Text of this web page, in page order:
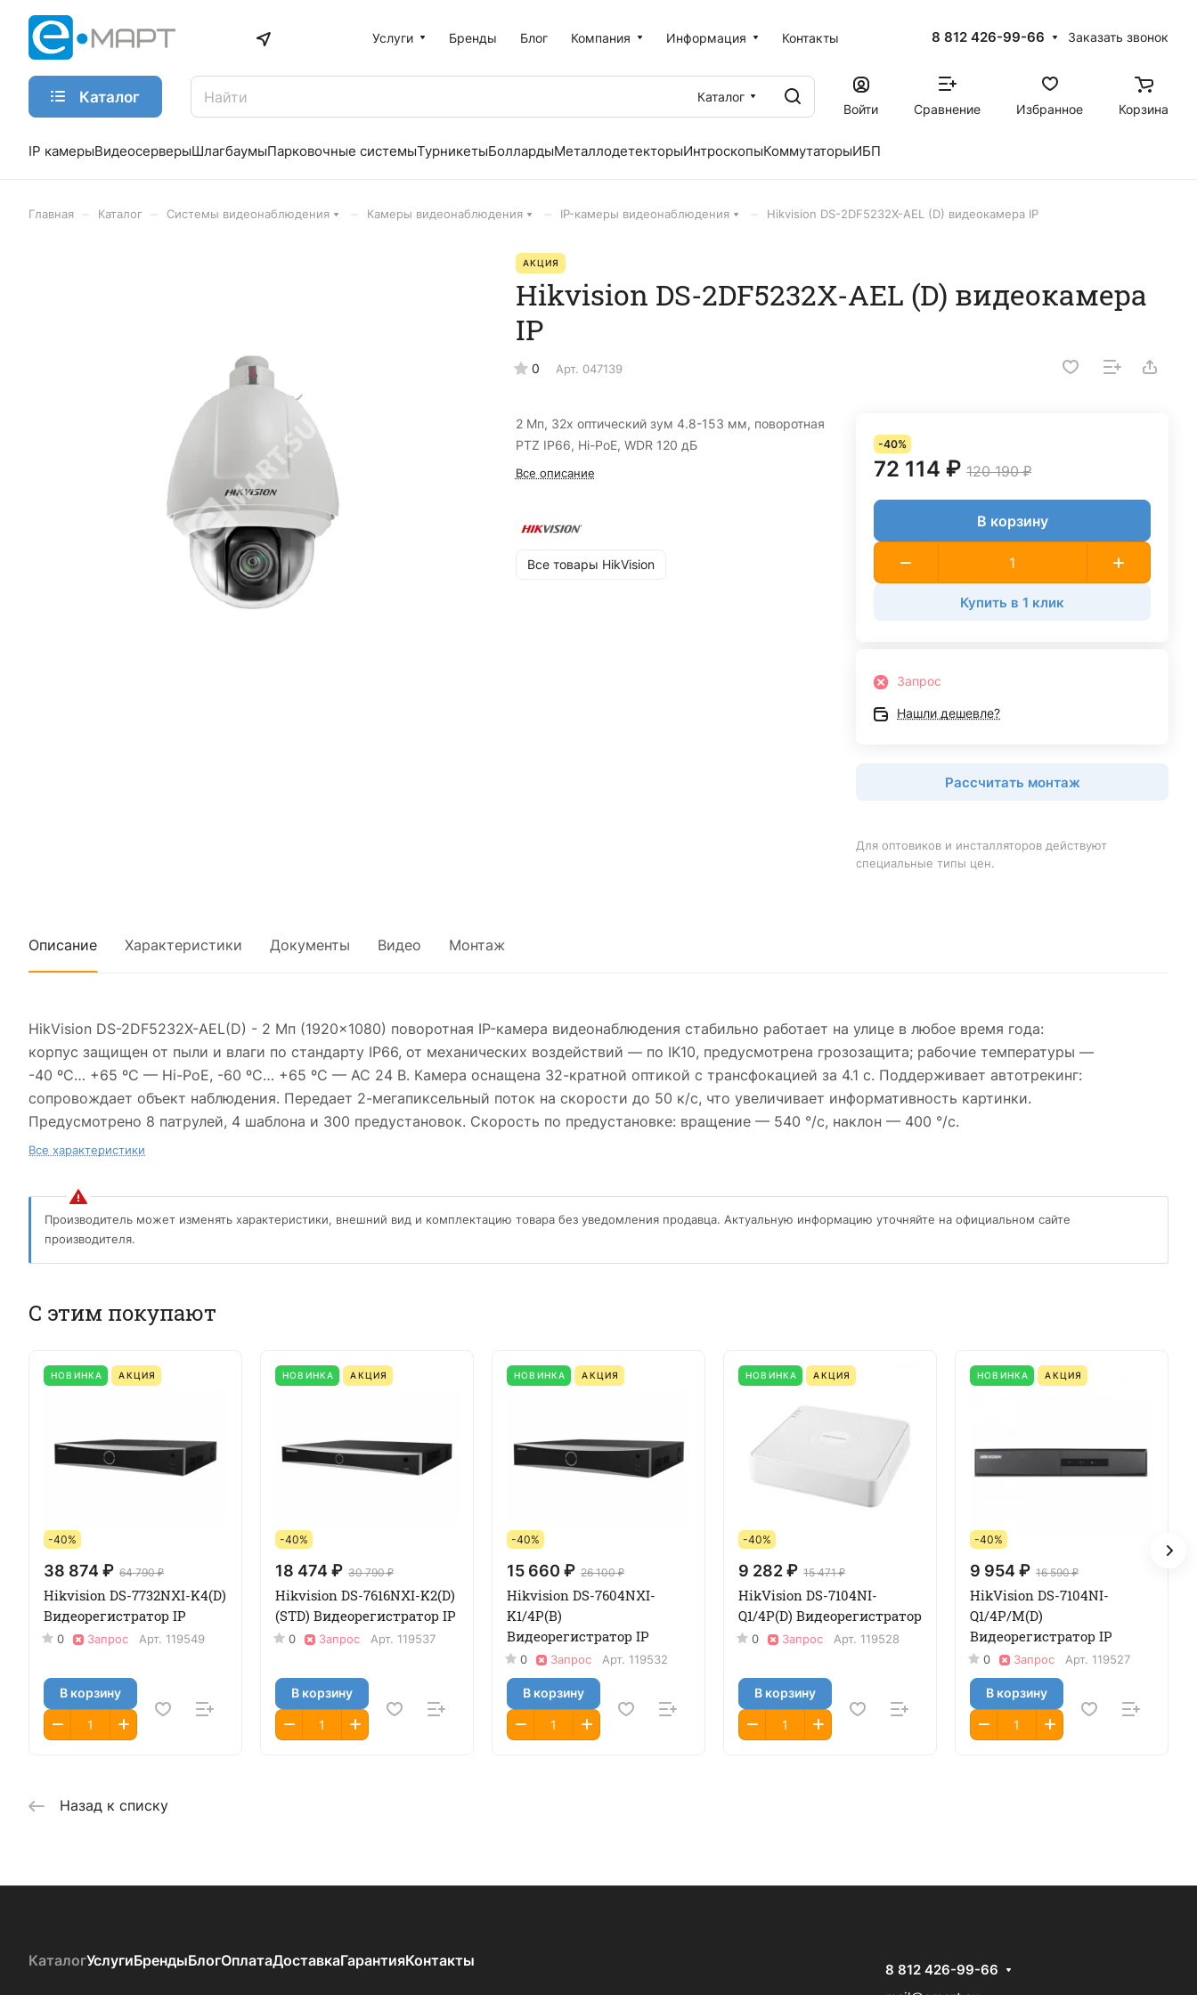
Услуги Бренды Блог Компания Информация Контакты 8 812 426-99-66 Заказать звонок
Каталог
Каталог
Войти
Сравнение Избранное Корзина
IP камерыВидеосерверыШлагбаумыПарковочные системыТурникетыБоллардыМеталлодетекторыИнтроскопыКоммутаторыИБП
Главная Каталог Системы видеонаблюдения Камеры видеонаблюдения IP-камеры видеонаблюдения Hikvision DS-2DF5232X-AEL (D) видеокамера IP
АКЦИЯ
Hikvision DS-2DF5232X-AEL (D) видеокамера
IP
0 Арт. 047139
2 Мп, 32x оптический зум 4.8-153 мм, поворотная
PTZ IP66, Hi-PoE, WDR 120 дБ
Все описание
Все товары HikVision
-40%
72 114 ₽ 120 190 ₽
В корзину
Купить в 1 клик
Запрос
Нашли дешевле?
Рассчитать монтаж
Для оптовиков и инсталляторов действуют
специальные типы цен.
Описание Характеристики Документы Видео Монтаж
HikVision DS-2DF5232X-AEL(D) - 2 Мп (1920×1080) поворотная IP-камера видеонаблюдения стабильно работает на улице в любое время года:
корпус защищен от пыли и влаги по стандарту IP66, от механических воздействий — по IK10, предусмотрена грозозащита; рабочие температуры —
-40 ºС… +65 ºС — Hi-PoE, -60 ºС… +65 ºС — AC 24 В. Камера оснащена 32-кратной оптикой с трансфокацией за 4.1 с. Поддерживает автотрекинг:
сопровождает объект наблюдения. Передает 2-мегапиксельный поток на скорости до 50 к/с, что увеличивает информативность картинки.
Предусмотрено 8 патрулей, 4 шаблона и 300 предустановок. Скорость по предустановке: вращение — 540 °/с, наклон — 400 °/с.
Все характеристики
Производитель может изменять характеристики, внешний вид и комплектацию товара без уведомления продавца. Актуальную информацию уточняйте на официальном сайте
производителя.
С этим покупают
НОВИНКА АКЦИЯ
-40%
38 874 ₽ 64 790 ₽
Hikvision DS-7732NXI-K4(D)
Видеорегистратор IP
0 Запрос Арт. 119549
В корзину
НОВИНКА АКЦИЯ
-40%
18 474 ₽ 30 790 ₽
Hikvision DS-7616NXI-K2(D)
(STD) Видеорегистратор IP
0 Запрос Арт. 119537
В корзину
НОВИНКА АКЦИЯ
-40%
15 660 ₽ 26 100 ₽
Hikvision DS-7604NXI-
K1/4P(B)
Видеорегистратор IP
0 Запрос Арт. 119532
В корзину
НОВИНКА АКЦИЯ
-40%
9 282 ₽ 15 471 ₽
HikVision DS-7104NI-
Q1/4P(D) Видеорегистратор
0 Запрос Арт. 119528
В корзину
НОВИНКА АКЦИЯ
-40%
9 954 ₽ 16 590 ₽
HikVision DS-7104NI-
Q1/4P/M(D)
Видеорегистратор IP
0 Запрос Арт. 119527
В корзину
Назад к списку
КаталогУслугиБрендыБлогОплатаДоставкаГарантияКонтакты
8 812 426-99-66